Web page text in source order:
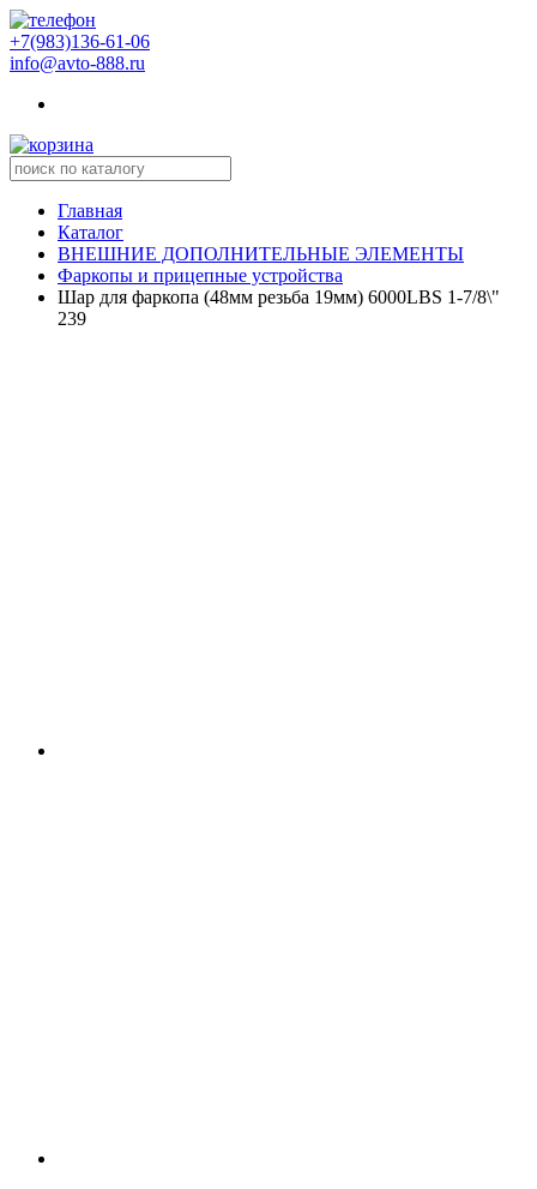
+7(983)136-61-06
info@avto-888.ru
Главная
Каталог
ВНЕШНИЕ ДОПОЛНИТЕЛЬНЫЕ ЭЛЕМЕНТЫ
Фаркопы и прицепные устройства
Шар для фаркопа (48мм резьба 19мм) 6000LBS 1-7/8\"
239